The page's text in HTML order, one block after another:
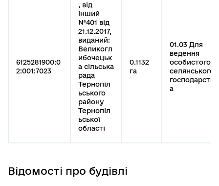
6125281900:0
2:001:7023
, від
інший
№401 від
21.12.2017,
виданий:
Великогл
ибочецьк
а сільська
рада
Тернопіл
ьського
району
Тернопіл
ьської
області
0.1132
га
01.03 Для
ведення
особистого
селянського
господарств
а
Відомості про будівлі